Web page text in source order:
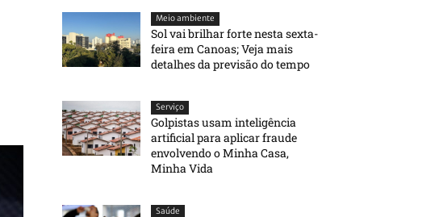
Meio ambiente
Sol vai brilhar forte nesta sexta-
feira em Canoas; Veja mais
detalhes da previsão do tempo
Serviço
Golpistas usam inteligência
artificial para aplicar fraude
envolvendo o Minha Casa,
Minha Vida
Saúde